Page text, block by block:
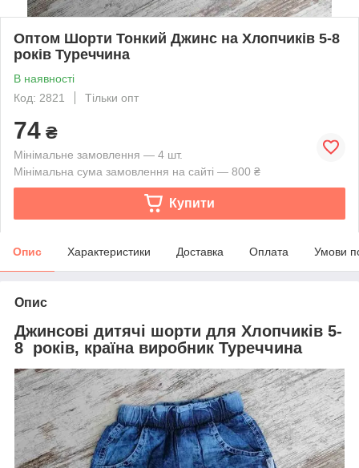
Оптом Шорти Тонкий Джинс на Хлопчиків 5-8
років Туреччина
В наявності
Код: 2821
Тільки опт
74 ₴
Мінімальне замовлення — 4 шт.
Мінімальна сума замовлення на сайті — 800 ₴
Купити
Опис Характеристики Доставка Оплата Умови
Опис
Джинсові дитячі шорти для Хлопчиків 5-
8 років, країна виробник Туреччина